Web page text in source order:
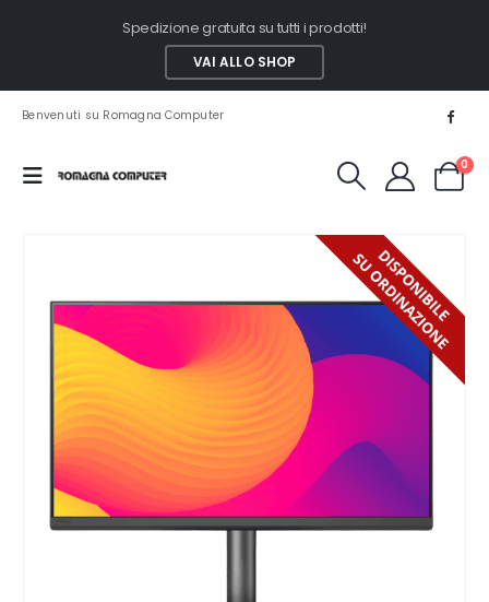
Spedizione gratuita su tutti i prodotti!
VAI ALLO SHOP
Benvenuti su Romagna Computer
0